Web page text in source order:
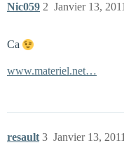
Nic059 Janvier 13,
2
Ca
www.materiel.net…
resault Janvier 13,
3